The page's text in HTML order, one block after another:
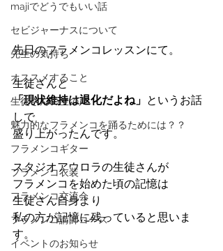
majiでどうでもいい話
セビジャーナスについて
先生の気持ち
オススメすること
生徒さんの生の声
魅力的なフラメンコを踊るためには？？
フラメンコギター
フラメンコ衣装
フラメンコ交流会
フラメンコ講師コース
イベントのお知らせ
先日のフラメンコレッスンにて。
生徒さんと
「現状維持は退化だよね」 というお話
しで
盛り上がったんです。
スタジオアウロラの生徒さんが
フラメンコを始めた頃の記憶は
生徒さん自身より
私の方が記憶に残っていると思いま
す。